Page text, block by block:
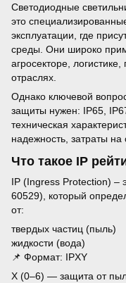
Светодиодные
это
эксплуатации, где
среды. Они широко
агросекторе,
отраслях.
Однако ключевой
защиты нужен: IP65,
техническая
надежность, затраты
Что такое IP
IP (Ingress Protection) –
60529), который
от:
твердых частиц (пыль)
жидкости (вода)
📌 Формат: IPXY
X (0–6) — защита от